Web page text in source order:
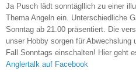
Ja Pusch lädt sonntägllich zu einer
Thema Angeln ein. Unterschiedliche
Sonntag ab 21.00 präsentiert. Die
unser Hobby sorgen für Abwechslung
Fall Sonntags einschalten! Hier geht
Anglertalk auf Facebook